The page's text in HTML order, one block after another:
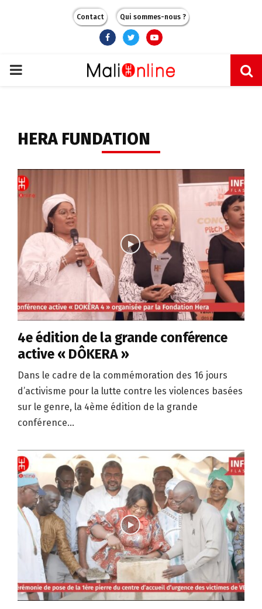
Contact Qui sommes-nous ?
FacebookTwitterYoutube
PRIMARY
HERA FUNDATION
4e édition de la grande conférence
active « DÔKERA »
Dans le cadre de la commémoration des 16 jours
d’activisme pour la lutte contre les violences basées
sur le genre, la 4ème édition de la grande
conférence...